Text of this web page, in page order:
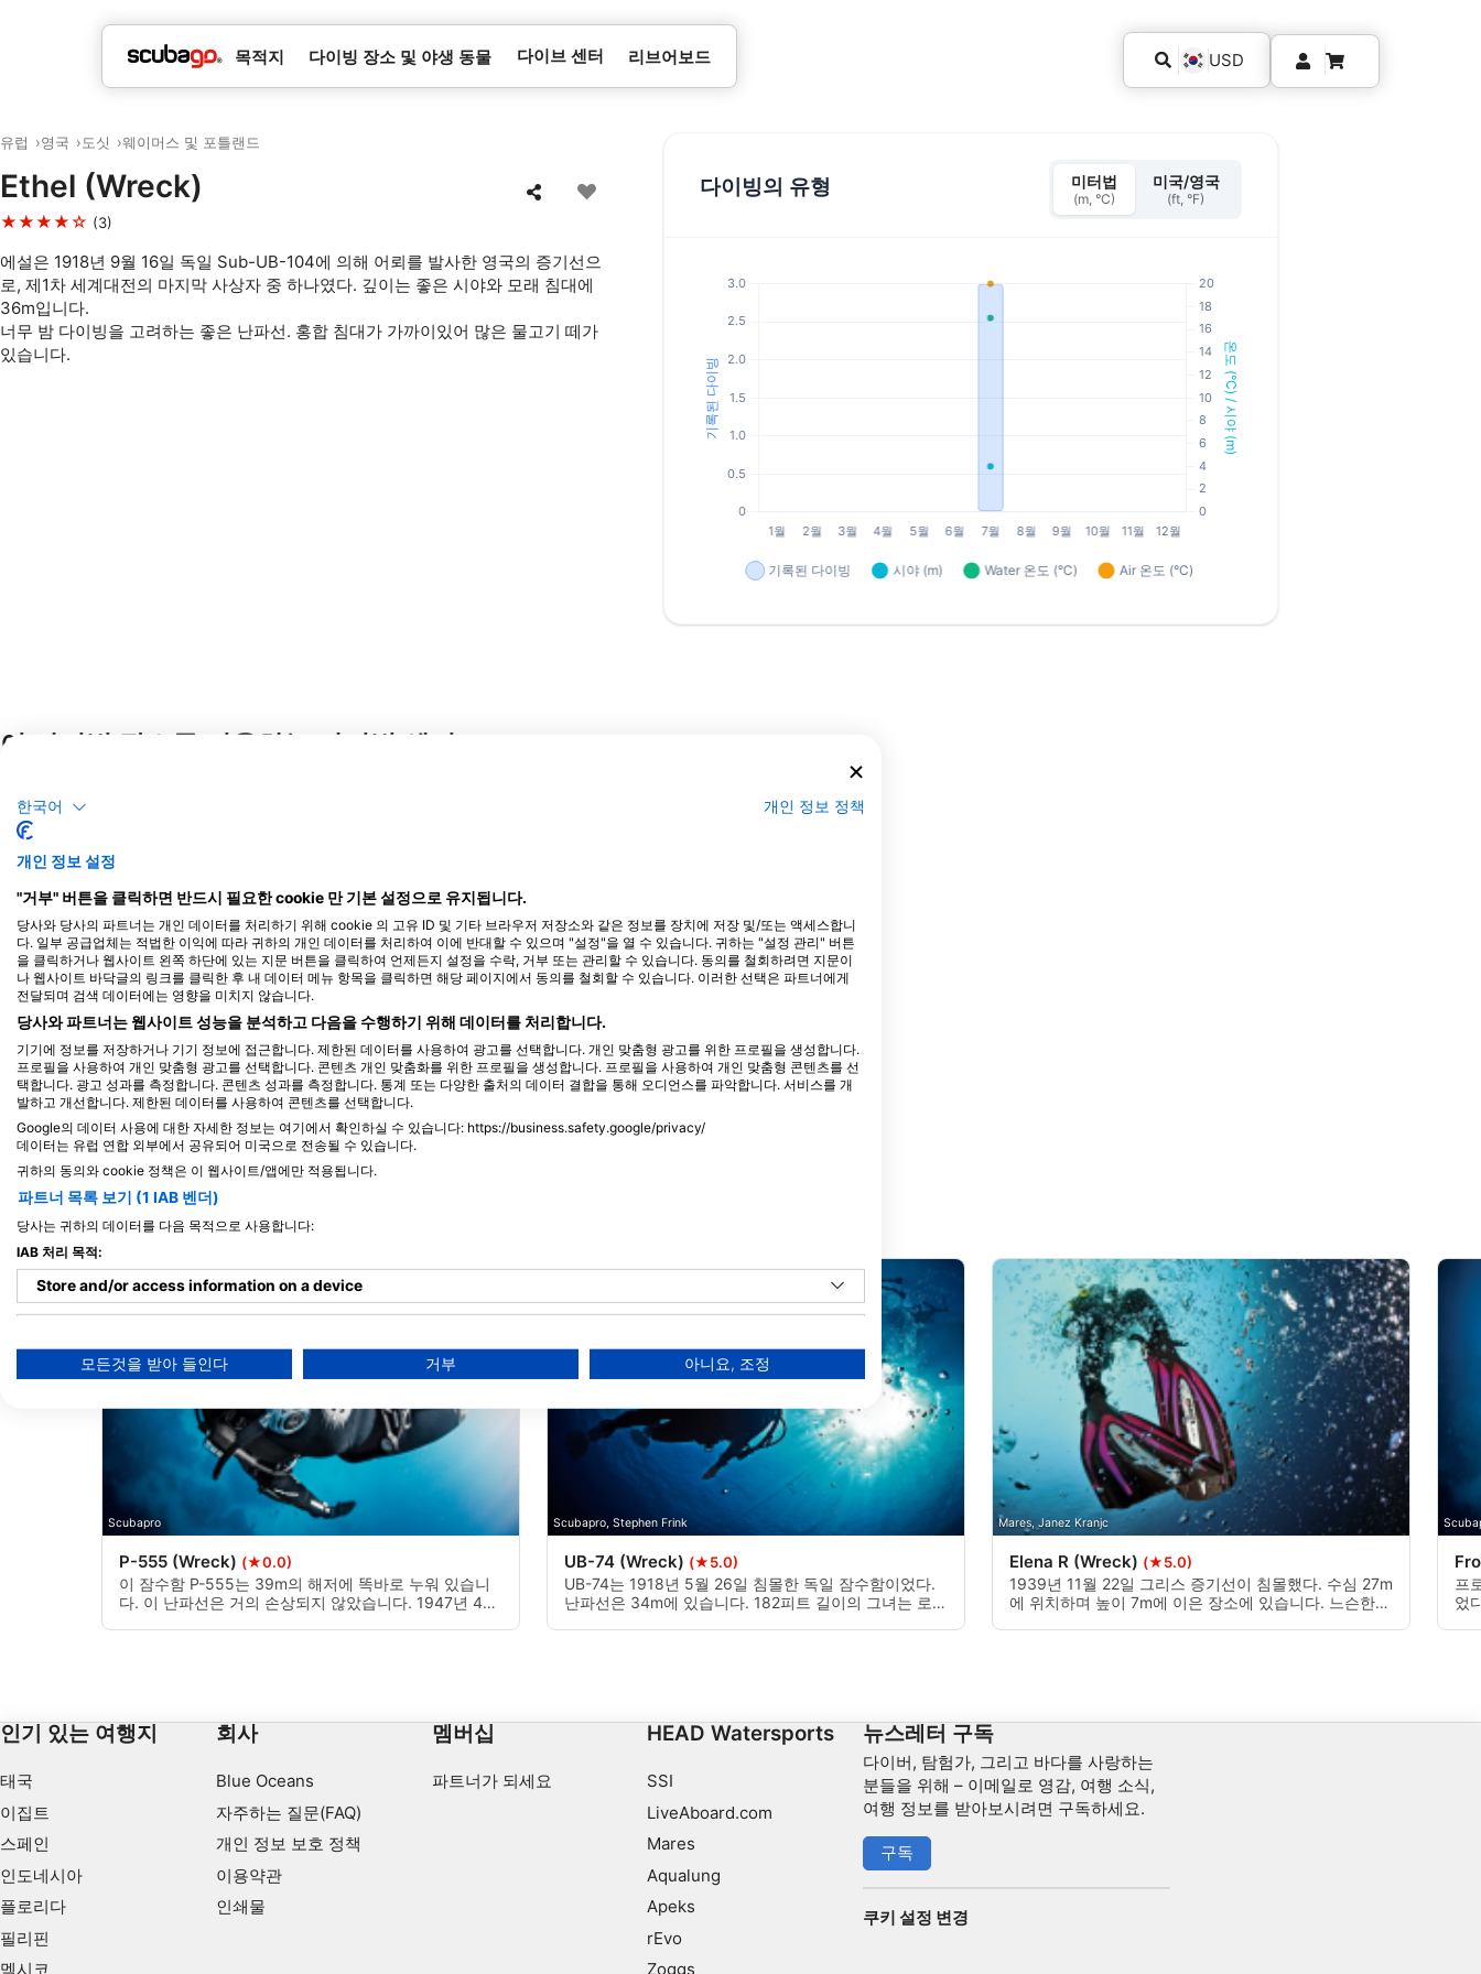
목적지 다이빙 장소 및 야생 동물 다이브 센터 리브어보드 USD
유럽 영국 도싯 웨이머스 및 포틀랜드
Ethel (Wreck)
★★★★☆ (3)
에설은 1918년 9월 16일 독일 Sub-UB-104에 의해 어뢰를 발사한 영국의 증기선으
로, 제1차 세계대전의 마지막 사상자 중 하나였다. 깊이는 좋은 시야와 모래 침대에
36m입니다.
너무 밤 다이빙을 고려하는 좋은 난파선. 홍합 침대가 가까이있어 많은 물고기 떼가
있습니다.
다이빙의 유형 미터법
(m, °C)
미국/영국
(ft, °F)
이 다이빙 장소를 이용하는 다이빙 센터
Dive Beyond
Castletown, DT5 1BD Portland, 영국
가까운 다이빙 사이트
Scubapro
P-555 (Wreck) (★0.0)
이 잠수함 P-555는 39m의 해저에 똑바로 누워 있습니
다. 이 난파선은 거의 손상되지 않았습니다. 1947년 4월
Scubapro, Stephen Frink
UB-74 (Wreck) (★5.0)
UB-74는 1918년 5월 26일 침몰한 독일 잠수함이었다.
난파선은 34m에 있습니다. 182피트 길이의 그녀는 로나
Mares, Janez Kranjc
Elena R (Wreck) (★5.0)
1939년 11월 22일 그리스 증기선이 침몰했다. 수심 27m
에 위치하며 높이 7m에 이은 장소에 있습니다. 느슨한
프
었
인기 있는 여행지
태국
이집트
스페인
인도네시아
플로리다
필리핀
멕시코
회사
Blue Oceans
자주하는 질문(FAQ)
개인 정보 보호 정책
이용약관
인쇄물
멤버십
파트너가 되세요
HEAD Watersports
SSI
LiveAboard.com
Mares
Aqualung
Apeks
rEvo
Zoggs
뉴스레터 구독
다이버, 탐험가, 그리고 바다를 사랑하는
분들을 위해 – 이메일로 영감, 여행 소식,
여행 정보를 받아보시려면 구독하세요.
구독
쿠키 설정 변경
한국어 개인 정보 정책
개인 정보 설정
"거부" 버튼을 클릭하면 반드시 필요한 cookie 만 기본 설정으로 유지됩니다.
당사와 당사의 파트너는 개인 데이터를 처리하기 위해 cookie 의 고유 ID 및 기타 브라우저 저장소와 같은 정보를 장치에 저장 및/또는 액세스합니
다. 일부 공급업체는 적법한 이익에 따라 귀하의 개인 데이터를 처리하여 이에 반대할 수 있으며 "설정"을 열 수 있습니다. 귀하는 "설정 관리" 버튼
을 클릭하거나 웹사이트 왼쪽 하단에 있는 지문 버튼을 클릭하여 언제든지 설정을 수락, 거부 또는 관리할 수 있습니다. 동의를 철회하려면 지문이
나 웹사이트 바닥글의 링크를 클릭한 후 내 데이터 메뉴 항목을 클릭하면 해당 페이지에서 동의를 철회할 수 있습니다. 이러한 선택은 파트너에게
전달되며 검색 데이터에는 영향을 미치지 않습니다.
당사와 파트너는 웹사이트 성능을 분석하고 다음을 수행하기 위해 데이터를 처리합니다.
기기에 정보를 저장하거나 기기 정보에 접근합니다. 제한된 데이터를 사용하여 광고를 선택합니다. 개인 맞춤형 광고를 위한 프로필을 생성합니다.
프로필을 사용하여 개인 맞춤형 광고를 선택합니다. 콘텐츠 개인 맞춤화를 위한 프로필을 생성합니다. 프로필을 사용하여 개인 맞춤형 콘텐츠를 선
택합니다. 광고 성과를 측정합니다. 콘텐츠 성과를 측정합니다. 통계 또는 다양한 출처의 데이터 결합을 통해 오디언스를 파악합니다. 서비스를 개
발하고 개선합니다. 제한된 데이터를 사용하여 콘텐츠를 선택합니다.
Google의 데이터 사용에 대한 자세한 정보는 여기에서 확인하실 수 있습니다: https://business.safety.google/privacy/
데이터는 유럽 연합 외부에서 공유되어 미국으로 전송될 수 있습니다.
귀하의 동의와 cookie 정책은 이 웹사이트/앱에만 적용됩니다.
파트너 목록 보기 (1 IAB 벤더)
당사는 귀하의 데이터를 다음 목적으로 사용합니다:
IAB 처리 목적:
Store and/or access information on a device
Create profiles for personalised advertising
Use profiles to select personalised advertising
Create profiles to personalise content
Use profiles to select personalised content
Measure advertising performance
Measure content performance
Use limited data to select content
IAB 특별 기능:
Use precise geolocation data
Identify devices based on information actively requested
비IAB 처리 목적:
공연
모든것을 받아 들인다 거부 아니요, 조정